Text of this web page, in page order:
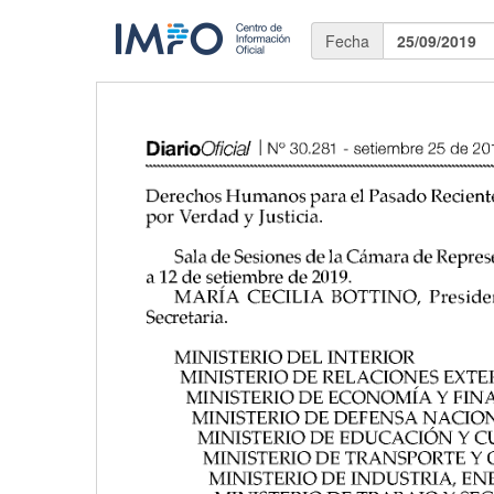
Fecha 25/09/2019